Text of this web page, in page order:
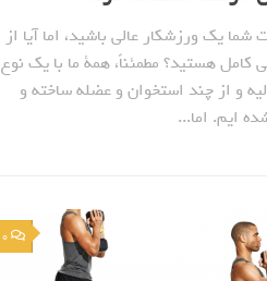
یک ورزشکار عالی باشید، اما آیا از
کامل هستید؟ مطمئناً، همة ما با یک نوع
و از چند استخوان و عضله ساخته و
ایم. اما...
0